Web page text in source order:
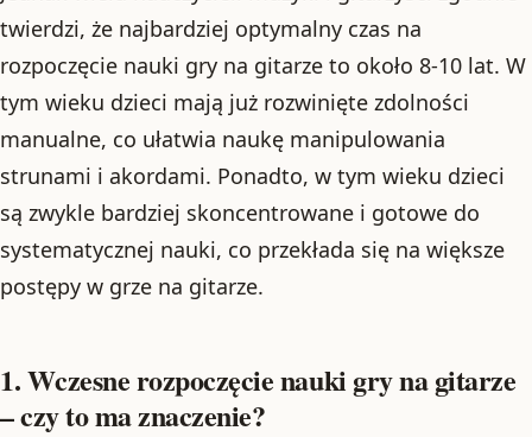
twierdzi, że najbardziej optymalny czas na
rozpoczęcie nauki gry na gitarze to około 8-10 lat. W
tym wieku dzieci mają już rozwinięte zdolności
manualne, co ułatwia naukę manipulowania
strunami i akordami. Ponadto, w tym wieku dzieci
są zwykle bardziej skoncentrowane i gotowe do
systematycznej nauki, co przekłada się na większe
postępy w grze na gitarze.
1. Wczesne rozpoczęcie nauki gry na gitarze
– czy to ma znaczenie?